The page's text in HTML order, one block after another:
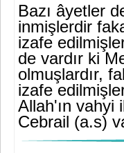
Bazı âyetler
inmişlerdir
izafe
de vardır ki
olmuşlardır,
izafe
Allah'ın vahyi
Cebrail (a.s)